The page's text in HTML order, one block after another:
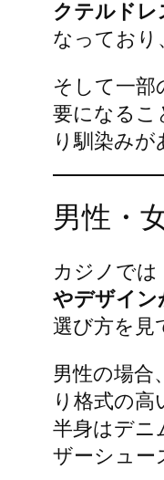
クテルドレ
なっており
そして一部
要になるこ
り馴染み
男性・
カジノでは
やデザイン
選び方を見
男性の場
り格式の
半身はデニ
ザーシュー